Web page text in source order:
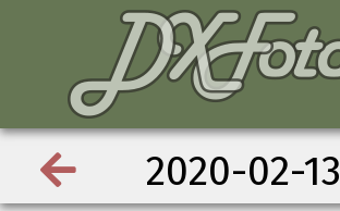
2020-02-13